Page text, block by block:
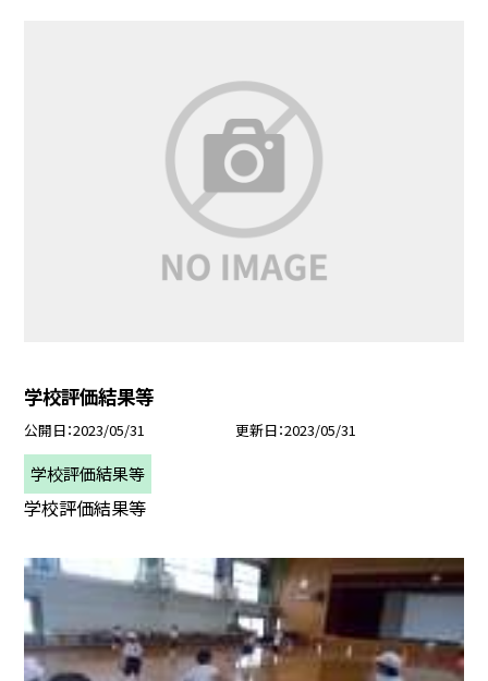
学校評価結果等
公開日 2023/05/31 更新日 2023/05/31
学校評価結果等
学校評価結果等